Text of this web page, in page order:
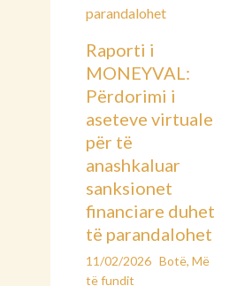
Raporti i
MONEYVAL:
Përdorimi i
aseteve virtuale
për të
anashkaluar
sanksionet
financiare duhet
të parandalohet
11/02/2026 Botë, Më
të fundit